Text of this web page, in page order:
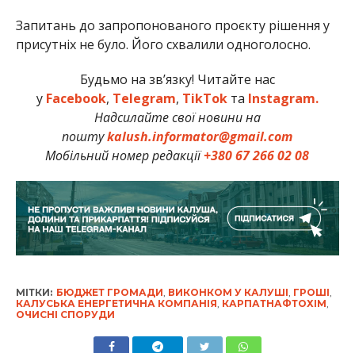
Запитань до запропонованого проєкту рішення у
присутніх не було. Його схвалили одноголосно.
Будьмо на зв’язку! Читайте нас
у Facebook, Telegram, TikTokта Instagram.
Надсилайте свої новини на
поштуkalush.informator@gmail.com
Мобільний номер редакції+380 67 266 02 08
МІТКИ: БЮДЖЕТ ГРОМАДИ ВИКОНКОМ У КАЛУШІ ГРОШІ
КАЛУСЬКА ЕНЕРГЕТИЧНА КОМПАНІЯ КАРПАТНАФТОХІМ
ОЧИСНІ СПОРУДИ